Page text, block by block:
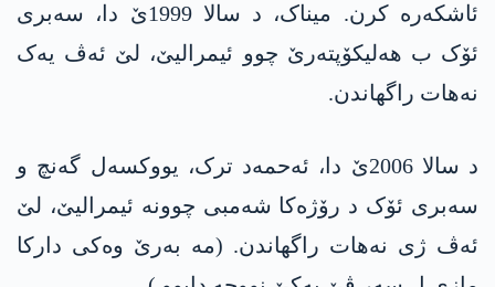
ئاشکەرە کرن. میناک، د سالا 1999ێ دا، سه‌بری
ئۆک ب ھەلیکۆپتەرێ چوو ئیمرالیێ، لێ ئەڤ یەک
نەھات راگھاندن.
د سالا 2006ێ دا، ئه‌حمه‌د ترک، یووکسەل گەنچ و
سه‌بری ئۆک د رۆژەكا شەمبی چوونه‌ ئیمرالیێ، لێ
ئەڤ ژی نەھات راگھاندن. (مە بەرێ وەکی دارکا